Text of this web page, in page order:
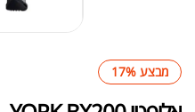
מבצע 17%